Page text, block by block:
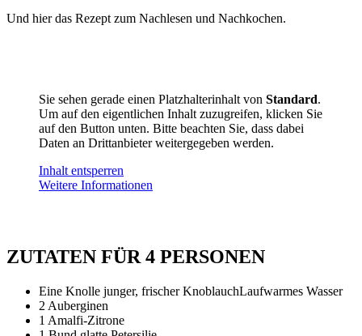
Und hier das Rezept zum Nachlesen und Nachkochen.
Sie sehen gerade einen Platzhalterinhalt von Standard.
Um auf den eigentlichen Inhalt zuzugreifen, klicken Sie
auf den Button unten. Bitte beachten Sie, dass dabei
Daten an Drittanbieter weitergegeben werden.
Inhalt entsperren
Weitere Informationen
ZUTATEN FÜR 4 PERSONEN
Eine Knolle junger, frischer KnoblauchLaufwarmes Wasser
2 Auberginen
1 Amalfi-Zitrone